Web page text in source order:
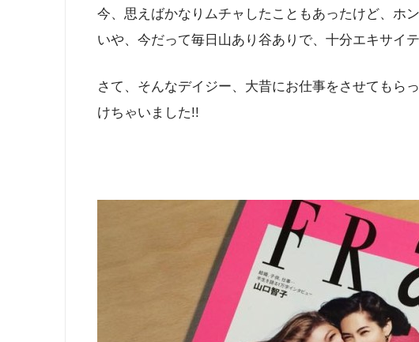
今、思えばかなりムチャしたこともあったけど、ホ
いや、今だって毎日山あり谷ありで、十分エキサイ
さて、そんなデイジー、大昔にお仕事をさせてもら
けちゃいました!!